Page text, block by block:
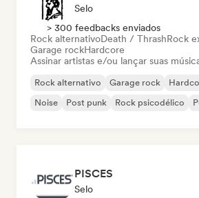
Selo
> 300 feedbacks enviados
Rock alternativoDeath / ThrashRock
Garage rockHardcore
Assinar artistas e/ou lançar suas
Rock alternativo Garage rock
Noise
Post punk Rock psicodélico
PISCES
Selo